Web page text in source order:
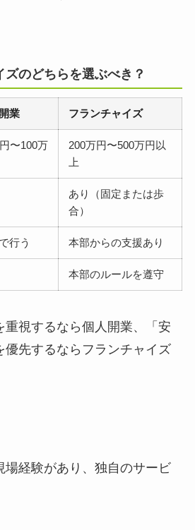
のどちらを選ぶべき？
業 フランチャイズ
〜100万
200万円〜500万円以
上
あり（固定または歩
合）
行う 本部からの支援あり
本部のルールを遵守
重視するなら個人開業、「安
優先するならフランチャイズ
場経験があり、独自のサービ